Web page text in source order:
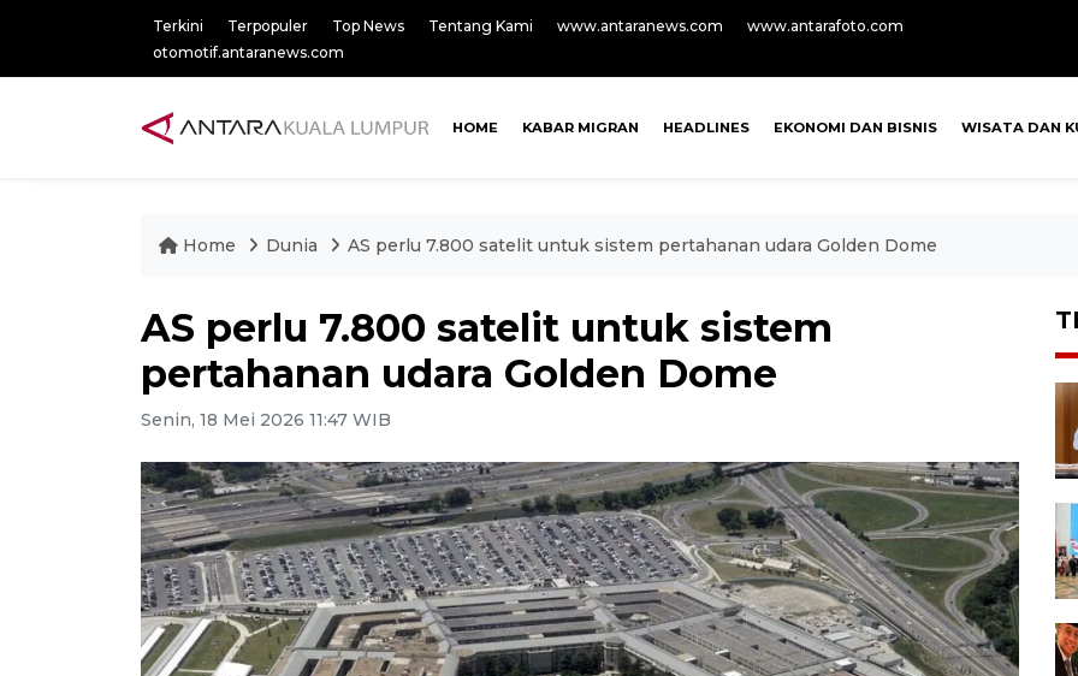
Terkini Terpopuler Top News Tentang Kami www.antaranews.com
www.antarafoto.com
otomotif.antaranews.com
HOME KABAR MIGRAN HEADLINES EKONOMI DAN BISNIS WISATA DAN
Home Dunia AS perlu 7.800 satelit untuk sistem pertahanan udara Golden Dome
AS perlu 7.800 satelit untuk sistem
pertahanan udara Golden Dome
Senin, 18 Mei 2026 11:47 WIB